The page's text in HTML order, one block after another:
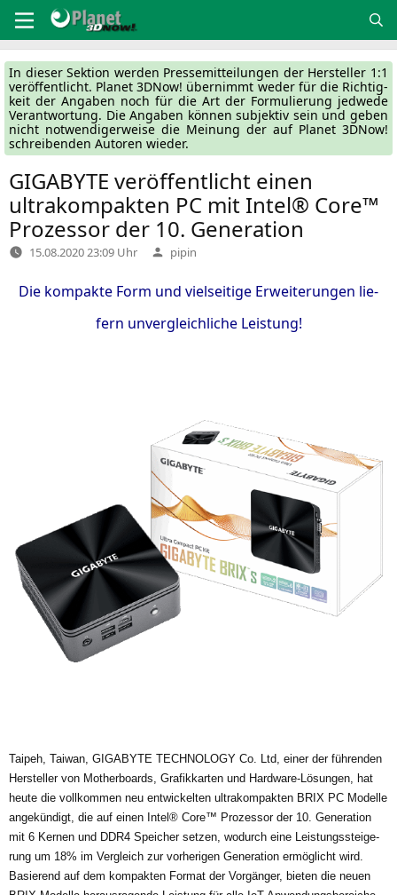
Inhalt
springen
In die­ser Sek­ti­on wer­den Pres­se­mit­tei­lun­gen der Her­stel­ler 1:1
ver­öf­fent­licht. Pla­net 3DNow! über­nimmt weder für die Rich­tig­
keit der Anga­ben noch für die Art der For­mu­lie­rung jed­we­de
Ver­ant­wor­tung. Die Anga­ben kön­nen sub­jek­tiv sein und geben
nicht not­wen­di­ger­wei­se die Mei­nung der auf Pla­net 3DNow!
schrei­ben­den Autoren wieder.
GIGABYTE veröffentlicht einen
ultrakompakten PC mit Intel® Core™
Prozessor der 10. Generation
15.08.2020 23:09 Uhr Verfasst
von
pipin
Die kom­pak­te Form und viel­sei­ti­ge Erwei­te­run­gen lie­
fern unver­gleich­li­che Leistung!
Tai­peh, Tai­wan, GIGABYTE TECHNOLOGY Co. Ltd, einer der füh­ren­den
Her­stel­ler von Mother­boards, Gra­fik­kar­ten und Hard­ware-Lösun­gen, hat
heu­te die voll­kom­men neu ent­wi­ckel­ten ultra­kom­pak­ten BRIX PC Model­le
ange­kün­digt, die auf einen Intel® Core™ Pro­zes­sor der 10. Gene­ra­ti­on
mit 6 Ker­nen und DDR4 Spei­cher set­zen, wodurch eine Leis­tungs­stei­ge­
rung um 18% im Ver­gleich zur vor­he­ri­gen Gene­ra­ti­on ermög­licht wird.
Basie­rend auf dem kom­pak­ten For­mat der Vor­gän­ger, bie­ten die neu­en